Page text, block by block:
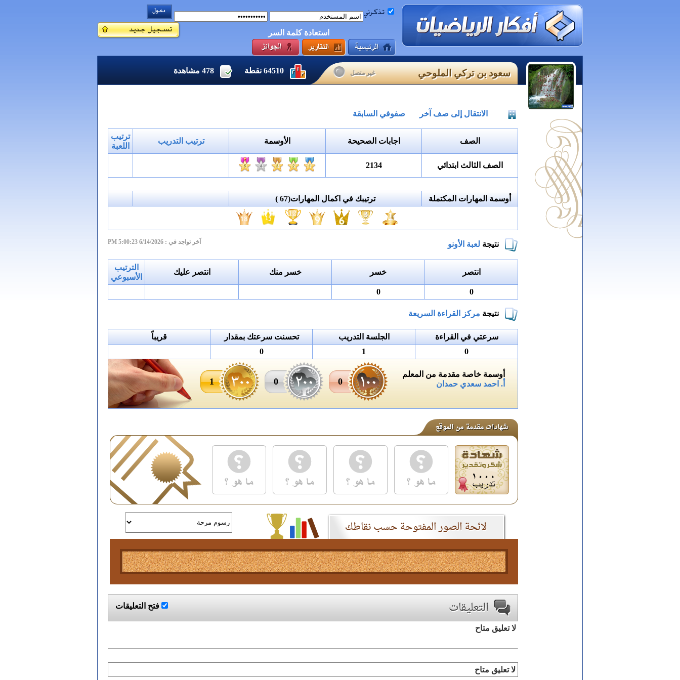
استعادة كلمة السر
سعود بن تركي الملوحي غير متصل 64510 نقطة 478 مشاهدة
الانتقال إلى صف آخر صفوفي السابقة
الصف اجابات الصحيحة الأوسمة ترتيب التدريب
ترتيب
اللعبة
الصف الثالث ابتدائي 2134
أوسمة المهارات المكتملة ترتيبك في اكمال المهارات(67 )
نتيجة لعبة الأونو آخر تواجد في : 6/14/2026 5:00:23 PM
انتصر خسر خسر منك انتصر عليك
الترتيب
الأسبوعي
0
0
نتيجة مركز القراءة السريعة
سرعتي في القراءة الجلسة التدريب تحسنت سرعتك بمقدار
قريباً
0
1
0
أوسمة خاصة مقدمة من المعلم
أ. احمد سعدي حمدان
0
0
1
فتح التعليقات
لا تعليق متاح
لا تعليق متاح